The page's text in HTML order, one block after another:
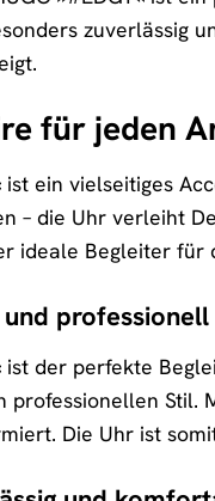
zuverlässig
für jeden
ist ein vielseitiges
– die Uhr verleiht
ideale Begleiter
professionell
ist der perfekte
professionellen Stil.
Die Uhr ist